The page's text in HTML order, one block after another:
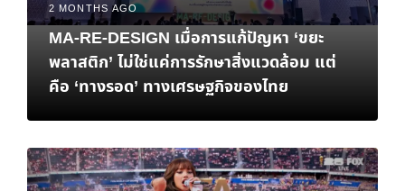
2 MONTHS AGO
MA-RE-DESIGN เมื่อการแก้ปัญหา ‘ขยะ
พลาสติก’ ไม่ใช่แค่การรักษาสิ่งแวดล้อม แต่
คือ ‘ทางรอด’ ทางเศรษฐกิจของไทย